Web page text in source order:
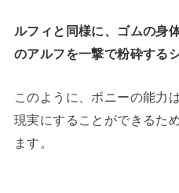
ルフィと同様に、ゴムの身
のアルフを一撃で粉砕する
このように、ボニーの能力
現実にすることができるた
ます。